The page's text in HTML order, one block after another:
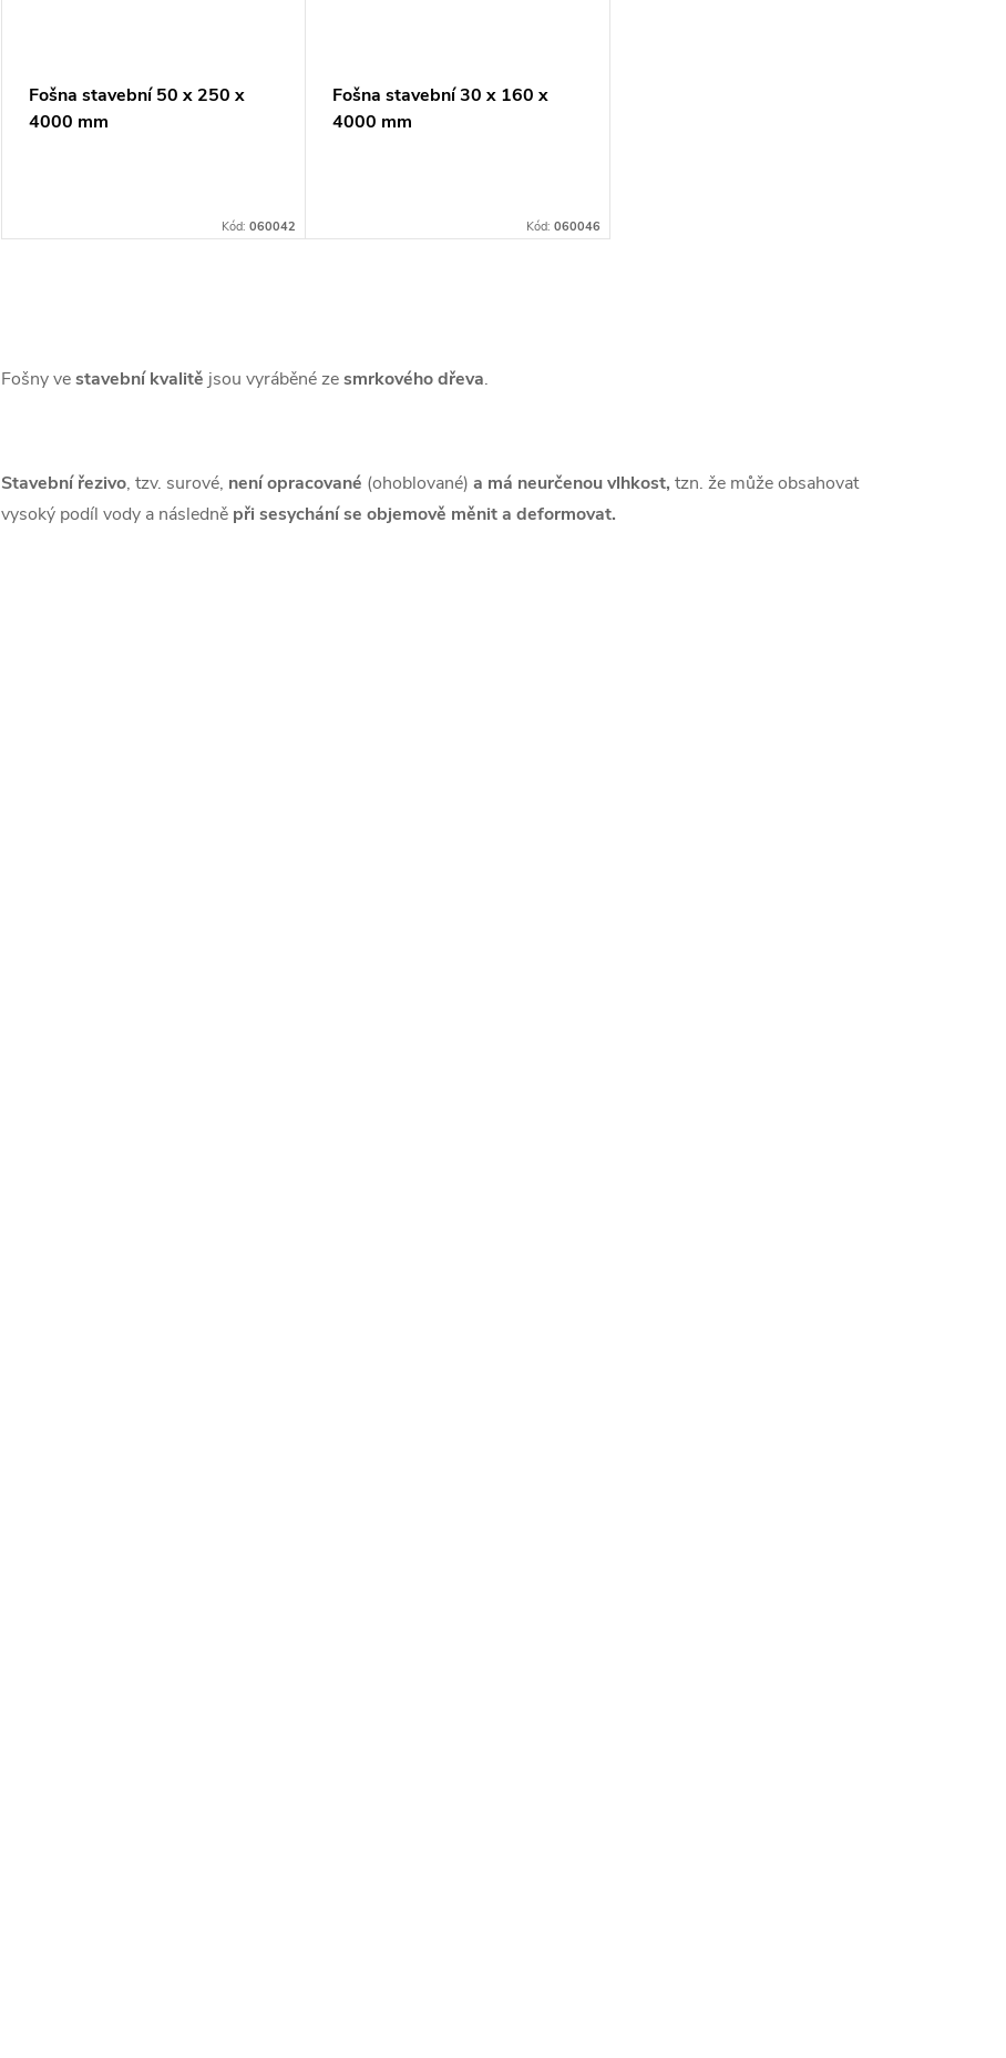
Fošna stavební 50 x 250 x
4000 mm
Kód:060042
Fošna stavební 30 x 160 x
4000 mm
Kód: 060046
v
d
Fošny vestavební kvalitě jsou vyráběné zesmrkovéhodřeva.
Stavební řezivo, tzv. surové, není opracované (ohoblované) a má neurčenou vlhkost, tzn. že může obsahovat
vysoký podíl vody a následně při sesychání se objemově měnit a deformovat.